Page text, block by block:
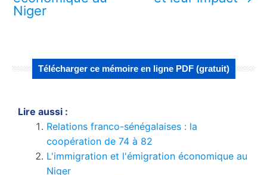
Niger
Télécharger ce mémoire en ligne PDF (gratuit)
Lire aussi :
Relations franco-sénégalaises : la
coopération de 74 à 82
L'immigration et l'émigration économique au
Niger